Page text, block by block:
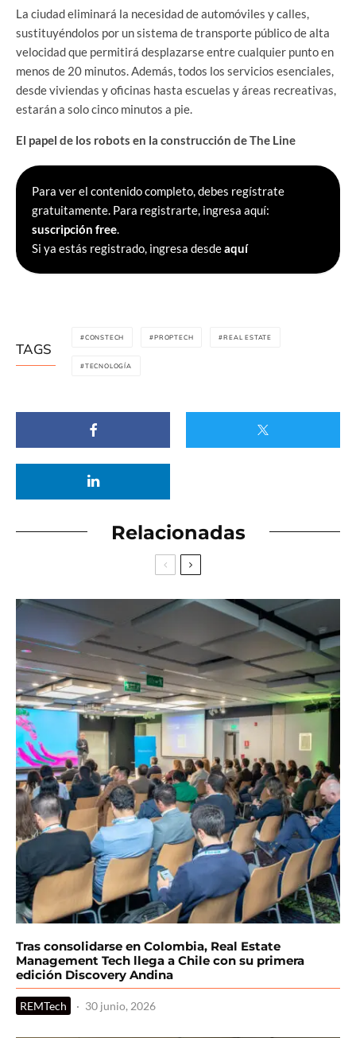
La ciudad eliminará la necesidad de automóviles y calles,
sustituyéndolos por un sistema de transporte público de alta
velocidad que permitirá desplazarse entre cualquier punto en
menos de 20 minutos. Además, todos los servicios esenciales,
desde viviendas y oficinas hasta escuelas y áreas recreativas,
estarán a solo cinco minutos a pie.
El papel de los robots en la construcción de The Line
Para ver el contenido completo, debes regístrate
gratuitamente. Para registrarte, ingresa aquí:
suscripción free.
Si ya estás registrado, ingresa desdeaquí
TAGS
CONSTECH PROPTECH REAL ESTATE
TECNOLOGÍA
Relacionadas
Tras consolidarse en Colombia, Real Estate
Management Tech llega a Chile con su primera
edición Discovery Andina
REMTech · 30 junio, 2026